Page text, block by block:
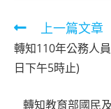
Read
more
上一篇文章
轉知110年公務人
日下午5時止)
轉知教育部國民